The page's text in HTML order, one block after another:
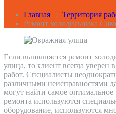
Главная / Территория
Ремонт холодильника
Если выполняется ремонт
улица, то клиент всегда уверен
работ. Специалисты
различными неисправностями
могут найти самое
ремонта используются
оборудование, используются